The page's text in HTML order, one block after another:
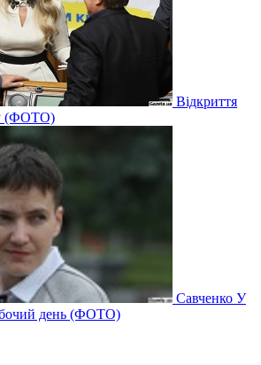
Відкриття
(ФОТО)
Савченко У
день (ФОТО)